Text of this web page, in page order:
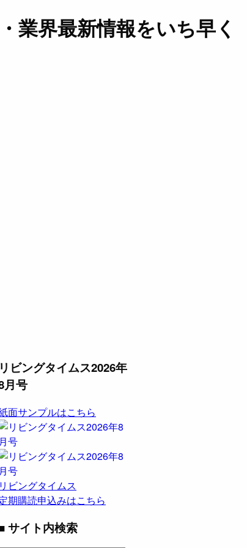
業界最新情報をいち早く
リビングタイムス2026年
月号
面サンプルはこちら
リビングタイムス
期購読申込みはこちら
サイト内検索